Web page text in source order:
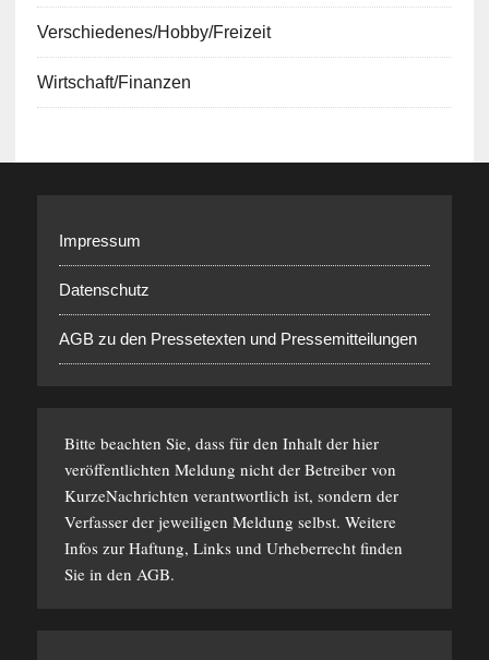
Verschiedenes/Hobby/Freizeit
Wirtschaft/Finanzen
Impressum
Datenschutz
AGB zu den Pressetexten und Pressemitteilungen
Bitte beachten Sie, dass für den Inhalt der hier
veröffentlichten Meldung nicht der Betreiber von
KurzeNachrichten verantwortlich ist, sondern der
Verfasser der jeweiligen Meldung selbst. Weitere
Infos zur Haftung, Links und Urheberrecht finden
Sie in den AGB.